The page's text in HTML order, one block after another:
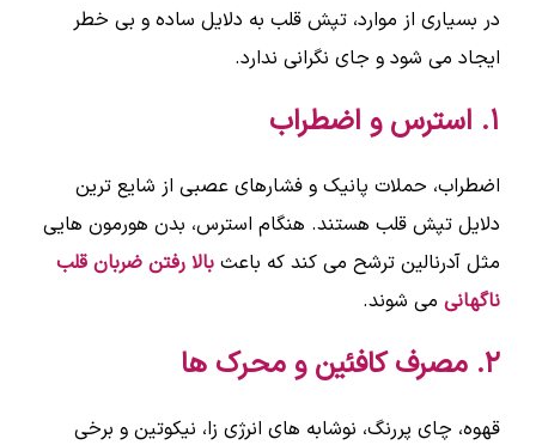
در بسیاری از موارد، تپش قلب به دلایل ساده و بی خطر
ایجاد می شود و جای نگرانی ندارد.
۱. استرس و اضطراب
اضطراب، حملات پانیک و فشارهای عصبی از شایع ترین
دلایل تپش قلب هستند. هنگام استرس، بدن هورمون هایی
مثل آدرنالین ترشح می کند که باعث بالا رفتن ضربان قلب
ناگهانی می شوند.
۲. مصرف کافئین و محرک ها
قهوه، چای پررنگ، نوشابه های انرژی زا، نیکوتین و برخی